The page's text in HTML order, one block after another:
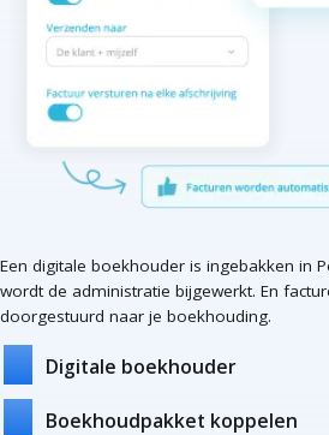
Een digitale boekhouder is ingebakken in
wordt de administratie bijgewerkt. En
doorgestuurd naar je boekhouding.
Digitale boekhouder
Boekhoudpakket koppelen